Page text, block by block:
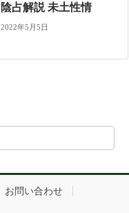
陰占解説 未土性情
2022年5月5日
お問い合わせ